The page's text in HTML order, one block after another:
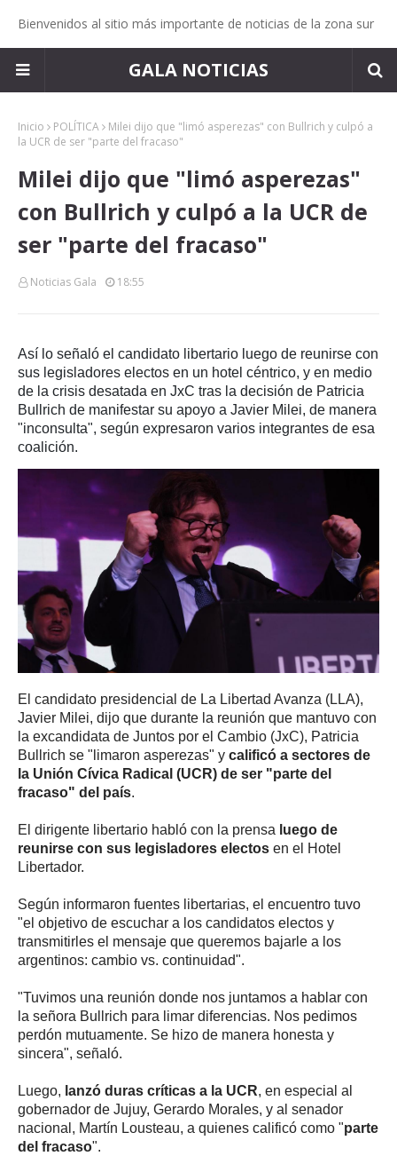
Bienvenidos al sitio más importante de noticias de la zona sur
GALA NOTICIAS
Inicio POLÍTICA
Milei dijo que "limó asperezas" con Bullrich y culpó a
la UCR de ser "parte del fracaso"
Milei dijo que "limó asperezas"
con Bullrich y culpó a la UCR de
ser "parte del fracaso"
Noticias Gala 18:55
Así lo señaló el candidato libertario luego de reunirse con
sus legisladores electos en un hotel céntrico, y en medio
de la crisis desatada en JxC tras la decisión de Patricia
Bullrich de manifestar su apoyo a Javier Milei, de manera
"inconsulta", según expresaron varios integrantes de esa
coalición.
El candidato presidencial de La Libertad Avanza (LLA),
Javier Milei, dijo que durante la reunión que mantuvo con
la excandidata de Juntos por el Cambio (JxC), Patricia
Bullrich se "limaron asperezas" y calificó a sectores de
la Unión Cívica Radical (UCR) de ser "parte del
fracaso" del país.
El dirigente libertario habló con la prensa luego de
reunirse con sus legisladores electos en el Hotel
Libertador.
Según informaron fuentes libertarias, el encuentro tuvo
"el objetivo de escuchar a los candidatos electos y
transmitirles el mensaje que queremos bajarle a los
argentinos: cambio vs. continuidad".
"Tuvimos una reunión donde nos juntamos a hablar con
la señora Bullrich para limar diferencias. Nos pedimos
perdón mutuamente. Se hizo de manera honesta y
sincera", señaló.
Luego, lanzó duras críticas a la UCR, en especial al
gobernador de Jujuy, Gerardo Morales, y al senador
nacional, Martín Lousteau, a quienes calificó como "parte
del fracaso".